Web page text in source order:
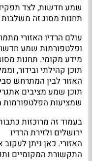
שמע חדשות, לצד
תחנות מסוג זה משלבות
עולם הרדיו האזורי
ופלטפורמות שמע
מידע מקומי. תחנות
תוכן קהילתי ובידור,
האזור לבין המתרחש
תוכן שמע מציבים
שמציעות
בעמוד זה מרוכזות
ירושלים ולזירת הרדיו
האזורי. כאן ניתן
התקשורת המקומיים